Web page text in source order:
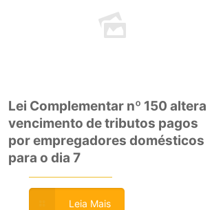
Lei Complementar nº 150 altera
vencimento de tributos pagos
por empregadores domésticos
para o dia 7
Leia Mais